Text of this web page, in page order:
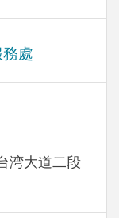
處
湾大道二段